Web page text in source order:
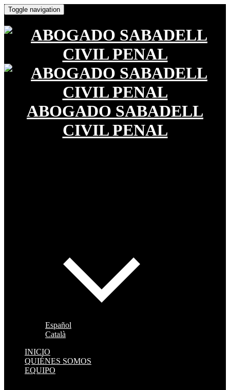
Toggle navigation
ABOGADO SABADELL
CIVIL PENAL
Español
Català
INICIO
QUIÉNES SOMOS
EQUIPO